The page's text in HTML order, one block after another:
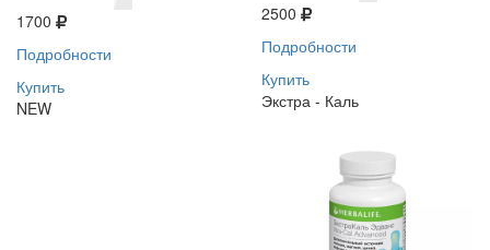
1700
Подробности
Купить
NEW
2500
Подробности
Купить
Экстра - Каль